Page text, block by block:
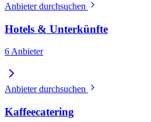
Anbieter durchsuchen
Hotels & Unterkünfte
6 Anbieter
Anbieter durchsuchen
Kaffeecatering